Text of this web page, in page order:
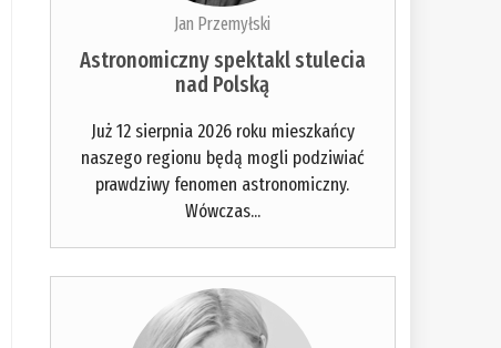
Jan Przemyłski
Astronomiczny spektakl stulecia
nad Polską
Już 12 sierpnia 2026 roku mieszkańcy
naszego regionu będą mogli podziwiać
prawdziwy fenomen astronomiczny.
Wówczas...